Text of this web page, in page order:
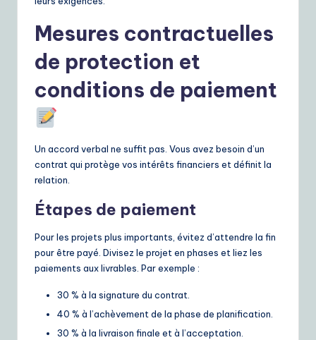
Mesures contractuelles
de protection et
conditions de paiement
Un accord verbal ne suffit pas. Vous avez besoin d’un
contrat qui protège vos intérêts financiers et définit la
relation.
Étapes de paiement
Pour les projets plus importants, évitez d’attendre la fin
pour être payé. Divisez le projet en phases et liez les
paiements aux livrables. Par exemple :
30 % à la signature du contrat.
40 % à l’achèvement de la phase de planification.
30 % à la livraison finale et à l’acceptation.